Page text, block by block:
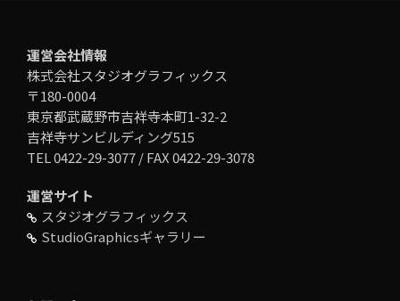
運営会社情報
株式会社スタジオグラフィックス
〒180-0004
東京都武蔵野市吉祥寺本町1-32-2
吉祥寺サンビルディング515
TEL 0422-29-3077 / FAX 0422-29-3078
運営サイト
スタジオグラフィックス
StudioGraphicsギャラリー